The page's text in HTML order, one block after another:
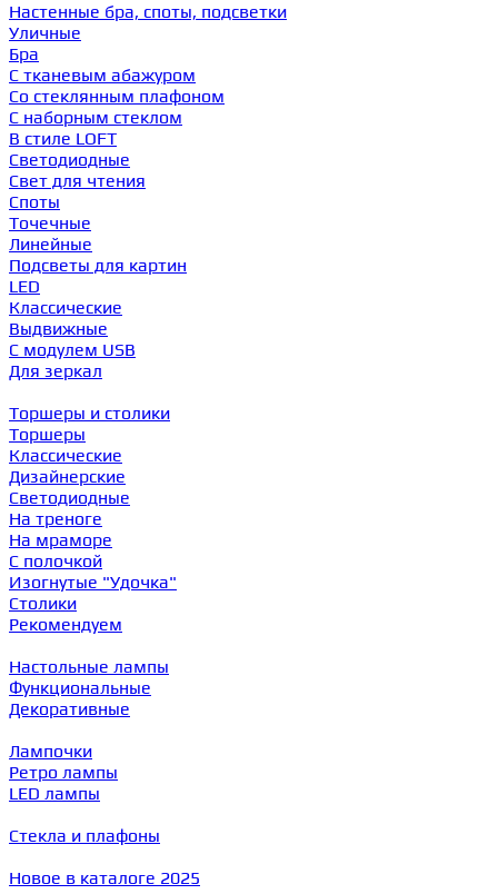
Настенные бра, споты, подсветки
Уличные
Бра
С тканевым абажуром
Со стеклянным плафоном
С наборным стеклом
В стиле LOFT
Светодиодные
Свет для чтения
Споты
Точечные
Линейные
Подсветы для картин
LED
Классические
Выдвижные
С модулем USB
Для зеркал
Торшеры и столики
Торшеры
Классические
Дизайнерские
Светодиодные
На треноге
На мраморе
С полочкой
Изогнутые "Удочка"
Столики
Рекомендуем
Настольные лампы
Функциональные
Декоративные
Лампочки
Ретро лампы
LED лампы
Стекла и плафоны
Новое в каталоге 2025